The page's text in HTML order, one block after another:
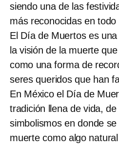
siendo una de las
más reconocidas en todo
El Día de Muertos es
la visión de la muerte
como una forma de
seres queridos que han
En México el Día de
tradición llena de vida,
simbolismos en donde
muerte como algo